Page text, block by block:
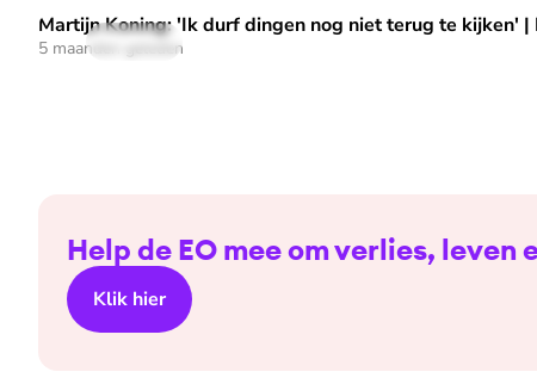
41 sec
Martijn Koning: 'Ik durf dingen nog niet terug te kijken' |
5 maanden geleden
Speel "Martijn Koning: 'Ik durf dingen nog niet terug te
Help de EO mee om verlies,
Klik hier